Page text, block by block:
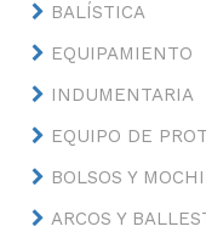
BALÍSTICA
EQUIPAMIENTO
INDUMENTARIA
EQUIPO DE
BOLSOS Y
ARCOS Y